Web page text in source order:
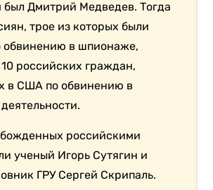
был Дмитрий Медведев. Тогда
трое из которых были
обвинению в шпионаже,
российских граждан,
в США по обвинению в
российскими
ученый Игорь Сутягин и
ГРУ Сергей Скрипаль.